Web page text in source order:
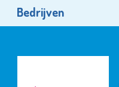
Bedrijven